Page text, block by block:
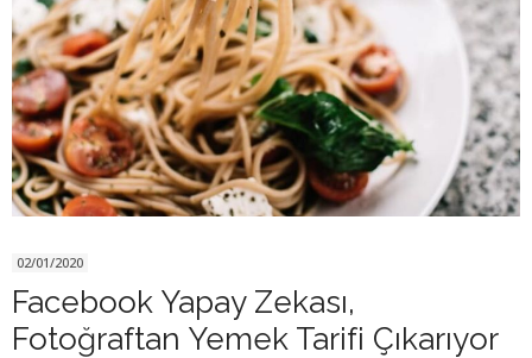
02/01/2020
Facebook Yapay Zekası,
Fotoğraftan Yemek Tarifi Çıkarıyor